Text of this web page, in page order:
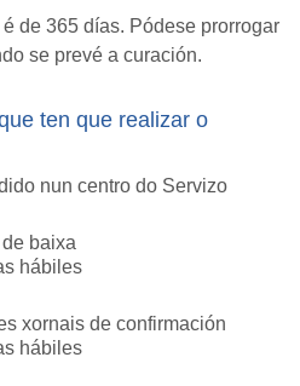
de 365 días. Pódese prorrogar
se prevé a curación.
ten que realizar o
nun centro do Servizo
baixa
hábiles
xornais de confirmación
hábiles